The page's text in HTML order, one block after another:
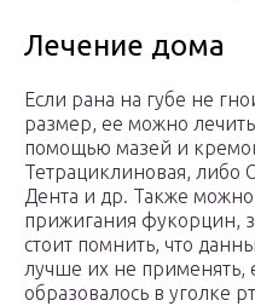
Лечение дома
Если рана на губе не
размер, ее можно
помощью мазей и
Тетрациклиновая, либо
Дента и др. Также можно
прижигания фукорцин,
стоит помнить, что
лучше их не применять,
образовалось в уголке